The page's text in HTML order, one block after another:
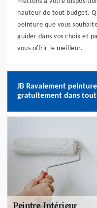
hauteur de tout budget.
peinture que vous
guider dans vos choix et
vous offrir le meilleur.
JB Ravalement
gratuitement dans tout